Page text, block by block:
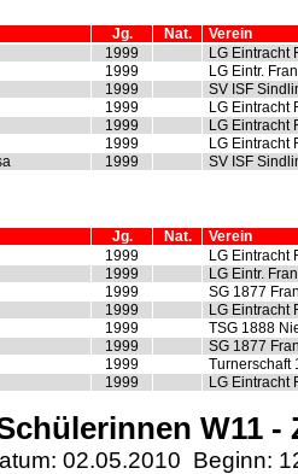
Jg. Nat.
Verein
1999
LG Eintracht
1999
LG Eintr.
1999
SV ISF
1999
LG Eintracht
1999
LG Eintracht
1999
LG Eintracht
1999 SV ISF
Jg. Nat.
Verein
1999
LG Eintracht
1999
LG Eintr.
1999
SG 1877
1999
LG Eintracht
1999
TSG 1888
1999
SG 1877
1999
Turnerschaft
1999 LG Eintracht
W11 -
02.05.2010 Beginn: